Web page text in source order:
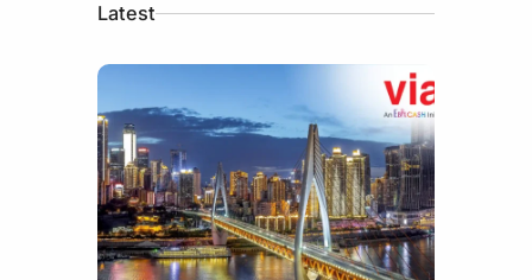
Latest